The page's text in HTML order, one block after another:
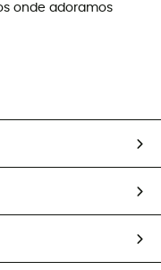
onde adoramos